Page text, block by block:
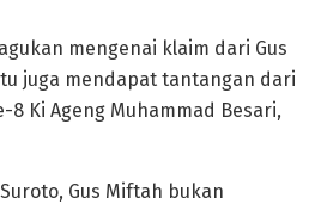
mengenai klaim dari Gus
juga mendapat tantangan dari
Ki Ageng Muhammad Besari,
Gus Miftah bukan